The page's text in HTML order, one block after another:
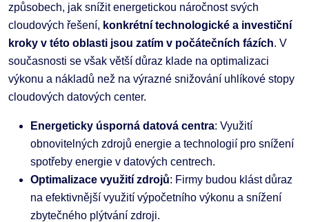
způsobech, jak snížit energetickou náročnost svých
cloudových řešení, konkrétní technologické a investiční
kroky v této oblasti jsou zatím v počátečních fázích. V
současnosti se však větší důraz klade na optimalizaci
výkonu a nákladů než na výrazné snižování uhlíkové stopy
cloudových datových center.
Energeticky úsporná datová centra: Využití
obnovitelných zdrojů energie a technologií pro snížení
spotřeby energie v datových centrech.
Optimalizace využití zdrojů: Firmy budou klást důraz
na efektivnější využití výpočetního výkonu a snížení
zbytečného plýtvání zdroji.